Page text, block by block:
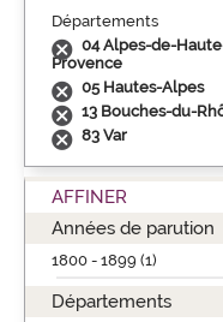
Départements
04 Alpes-de-
Provence
05 Hautes-Alpes
13 Bouches-du-
83 Var
AFFINER
Années de parution
1800 - 1899 (1)
Départements